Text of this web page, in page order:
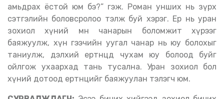
амьдрах ёстой юм бэ?” гэж. Роман унших нь зүрх
сэтгэлийн боловсролоо тэлж буй хэрэг. Ер нь уран
зохиол хүний мөн чанарын боломжит хүрээг
баяжуулж, хүн гээчийн уугал чанар нь юу болохыг
таниулж, дэлхий ертөнцөд чухам юу болоод буйг
ойлгож ухаархад тань тусална. Уран зохиол бол
хүний дотоод ертөнцийг баяжуулан тэлэгч юм.